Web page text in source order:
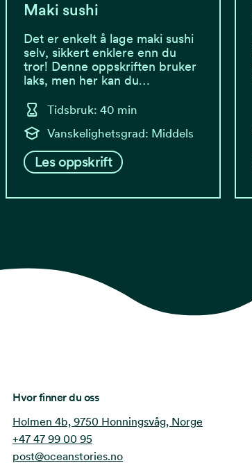
Maki sushi
Det er enkelt å lage maki sushi
selv, sikkert enklere enn du
tror! Denne oppskriften bruker
laks, men her kan du…
Tidsbruk: 40 min
Vanskelighetsgrad: Middels
Les oppskrift
Hvor finner du oss
Holmen 4b, 9750 Honningsvåg, Norge
+47 47 99 00 95
post@oceanstories.no